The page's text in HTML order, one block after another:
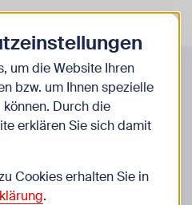
Zum
für Freizeitpädagogik
Sei dabei!
um die Website Ihren
bzw. um Ihnen spezielle
Durch die
erklären Sie sich damit
Cookies erhalten Sie in
.